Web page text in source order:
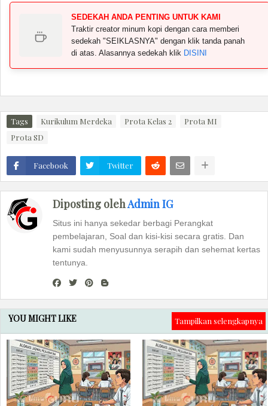
SEDEKAH ANDA PENTING UNTUK KAMI
Traktir creator minum kopi dengan cara memberi
sedekah "SEIKLASNYA" dengan klik tanda panah
di atas. Alasannya sedekah klik DISINI
Tags Kurikulum Merdeka Prota Kelas 2
Prota MI
Prota SD
Facebook Twitter
Diposting olehAdmin IG
Situs ini hanya sekedar berbagi Perangkat
pembelajaran, Soal dan kisi-kisi secara gratis. Dan
kami sudah menyusunnya serapih dan sehemat kertas
tentunya.
YOU MIGHT LIKE Tampilkan selengkapnya